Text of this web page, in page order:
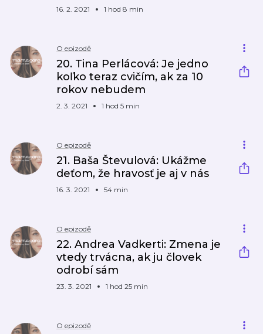
16. 2. 2021 1 hod 8 min
O epizodě
20. Tina Perlácová: Je jedno
koľko teraz cvičím, ak za 10
rokov nebudem
2. 3. 2021 1 hod 5 min
O epizodě
21. Baša Števulová: Ukážme
deťom, že hravosť je aj v nás
16. 3. 2021 54 min
O epizodě
22. Andrea Vadkerti: Zmena je
vtedy trvácna, ak ju človek
odrobí sám
23. 3. 2021 1 hod 25 min
O epizodě